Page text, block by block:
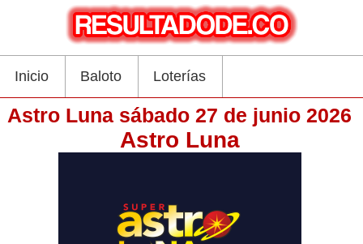
Inicio Baloto Loterías
Astro Luna sábado 27 de junio 2026
Astro Luna